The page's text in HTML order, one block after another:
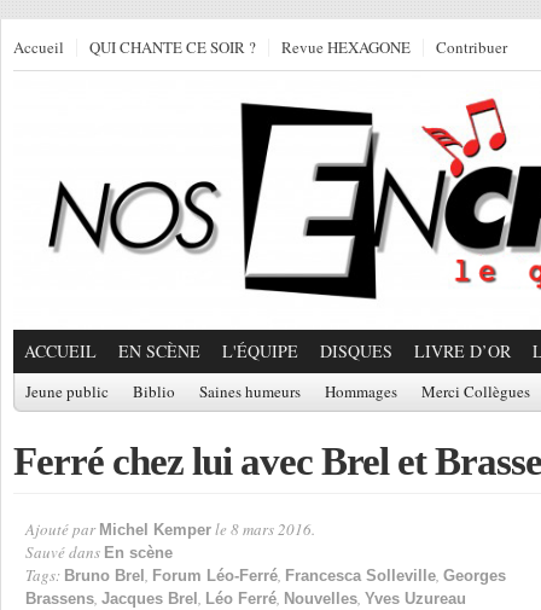
Accueil QUI CHANTE CE SOIR ? Revue HEXAGONE Contribuer
ACCUEIL EN SCÈNE L'ÉQUIPE DISQUES LIVRE D’OR
Jeune public Biblio Saines humeurs Hommages Merci Collègues
Ferré chez lui avec Brel et
Ajouté par Michel Kemper le 8 mars 2016.
Sauvé dans En scène
Tags: Bruno Brel , Forum Léo-Ferré, Francesca Solleville, Georges
Brassens, Jacques Brel , Léo Ferré, Nouvelles, Yves Uzureau